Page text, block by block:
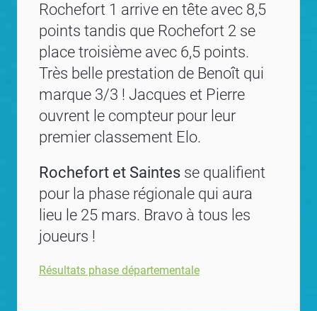
Rochefort 1 arrive en tête avec 8,5
points tandis que Rochefort 2 se
place troisième avec 6,5 points.
Très belle prestation de Benoît qui
marque 3/3 ! Jacques et Pierre
ouvrent le compteur pour leur
premier classement Elo.
Rochefort et Saintes se qualifient
pour la phase régionale qui aura
lieu le 25 mars. Bravo à tous les
joueurs !
Résultats phase départementale